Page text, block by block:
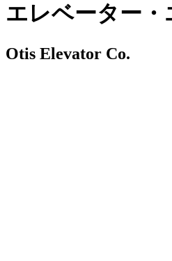
エレベーター・
Otis Elevator Co.